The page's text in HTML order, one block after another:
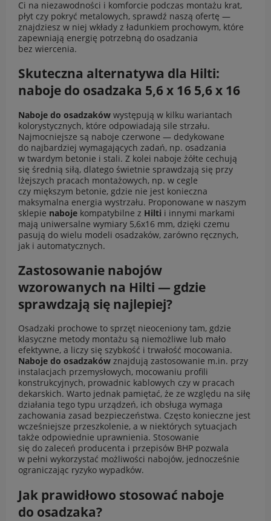
Ci na niezawodności i komforcie podczas montażu krat,
płyt czy pokryć metalowych, sprawdź naszą ofertę —
znajdziesz w niej wkłady z ładunkiem prochowym, które
zapewniają energię potrzebną do osadzania
bez wiercenia.
Skuteczna alternatywa dla Hilti:
naboje do osadzaka 5,6 x 16 5,6 x 16
Naboje do osadzaków występują w kilku wariantach
kolorystycznych, które odpowiadają sile strzału.
Najmocniejsze są naboje czerwone — dedykowane
do najbardziej wymagających zadań, np. osadzania
w twardym betonie i stali. Z kolei naboje żółte cechują
się średnią siłą, dlatego świetnie sprawdzają się przy
lżejszych pracach montażowych, np. w cegle
czy miększym betonie, gdzie nie jest konieczna
maksymalna energia wystrzału. Proponowane w naszym
sklepie naboje kompatybilne z Hilti i innymi markami
mają uniwersalne wymiary 5,6x16 mm, dzięki czemu
pasują do wielu modeli osadzaków, zarówno ręcznych,
jak i automatycznych.
Zastosowanie nabojów
wzorowanych na Hilti — gdzie
sprawdzają się najlepiej?
Osadzaki prochowe to sprzęt nieoceniony tam, gdzie
klasyczne metody montażu są niemożliwe lub mało
efektywne, a liczy się szybkość i trwałość mocowania.
Naboje do osadzaków znajdują zastosowanie m.in. przy
instalacjach przemysłowych, mocowaniu profili
konstrukcyjnych, prowadnic kablowych czy w pracach
dekarskich. Warto jednak pamiętać, że ze względu na siłę
działania tego typu urządzeń, ich obsługa wymaga
zachowania zasad bezpieczeństwa. Często konieczne jest
wcześniejsze przeszkolenie, a w niektórych sytuacjach
także odpowiednie uprawnienia. Stosowanie
się do zaleceń producenta i przepisów BHP pozwala
w pełni wykorzystać możliwości nabojów, jednocześnie
ograniczając ryzyko wypadków.
Jak prawidłowo stosować naboje
do osadzaka?